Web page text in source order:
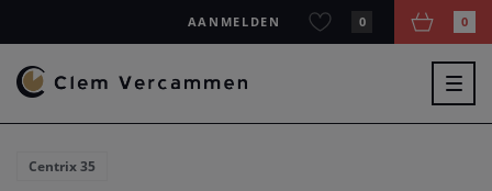
AANMELDEN 0 0
Centrix 35